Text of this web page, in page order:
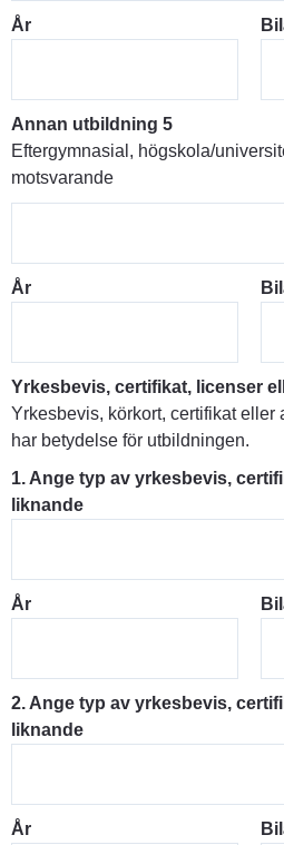
År
Annan utbildning 5
Eftergymnasial, högskola/
motsvarande
År
Yrkesbevis, certifikat, licenser
Yrkesbevis, körkort, certifikat eller
har betydelse för utbildningen.
1. Ange typ av yrkesbevis,
liknande
År
2. Ange typ av yrkesbevis,
liknande
År